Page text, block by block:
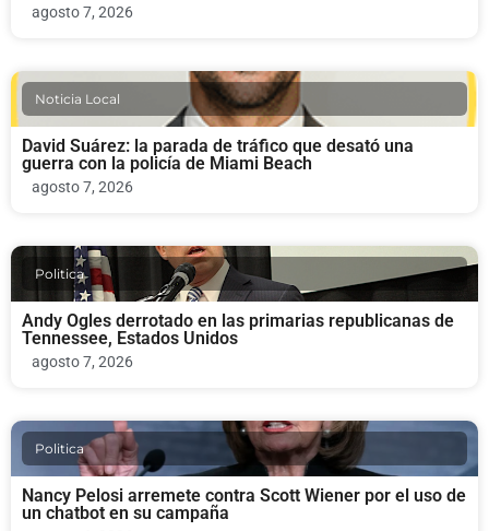
agosto 7, 2026
Noticia Local
David Suárez: la parada de tráfico que desató una
guerra con la policía de Miami Beach
agosto 7, 2026
Politica
Andy Ogles derrotado en las primarias republicanas de
Tennessee, Estados Unidos
agosto 7, 2026
Politica
Nancy Pelosi arremete contra Scott Wiener por el uso de
un chatbot en su campaña